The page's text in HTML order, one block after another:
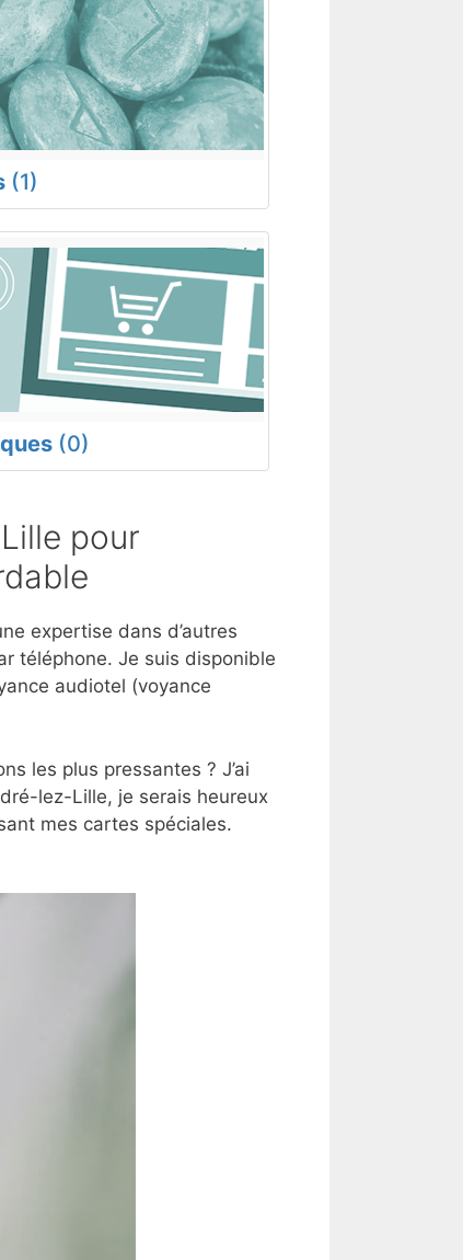
(1)
(0)
pour
expertise dans d’autres
téléphone. Je suis disponible
audiotel (voyance
les plus pressantes ? J’ai
lez-Lille, je serais heureux
mes cartes spéciales.